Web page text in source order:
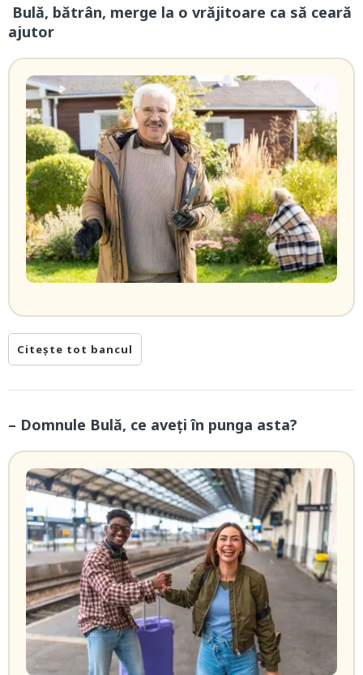
Bulă, bătrân, merge la o vrăjitoare ca să ceară
ajutor
Citește tot bancul
– Domnule Bulă, ce aveți în punga asta?